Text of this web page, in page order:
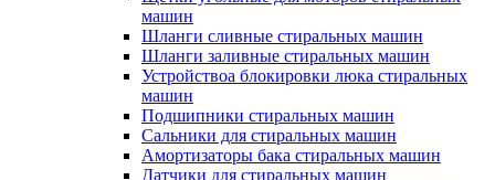
машин
Шланги сливные стиральных машин
Шланги заливные стиральных машин
Устройствоа блокировки люка стиральных
машин
Подшипники стиральных машин
Сальники для стиральных машин
Амортизаторы бака стиральных машин
Датчики для стиральных машин